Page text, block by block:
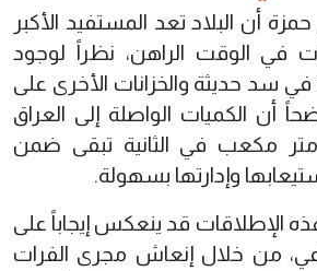
أن البلاد تعد المستفيد الأكبر
في الوقت الراهن، نظراً لوجود
في سد حديثة والخزانات الأخرى على
أن الكميات الواصلة إلى العراق
والبالغة نحو 700 متر مكعب في الثانية تبقى ضمن
وإدارتها بسهولة.
الإطلاقات قد ينعكس إيجاباً على
من خلال إنعاش مجرى الفرات